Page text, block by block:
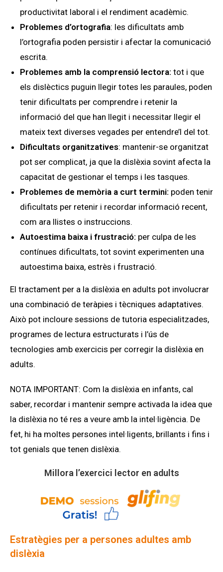
productivitat laboral i el rendiment acadèmic.
Problemes d’ortografia: les dificultats amb
l’ortografia poden persistir i afectar la comunicació
escrita.
Problemes amb la comprensió lectora: tot i que
els dislèctics puguin llegir totes les paraules, poden
tenir dificultats per comprendre i retenir la
informació del que han llegit i necessitar llegir el
mateix text diverses vegades per entendre’l del tot.
Dificultats organitzatives: mantenir-se organitzat
pot ser complicat, ja que la dislèxia sovint afecta la
capacitat de gestionar el temps i les tasques.
Problemes de memòria a curt termini: poden tenir
dificultats per retenir i recordar informació recent,
com ara llistes o instruccions.
Autoestima baixa i frustració: per culpa de les
contínues dificultats, tot sovint experimenten una
autoestima baixa, estrès i frustració.
El tractament per a la dislèxia en adults pot involucrar
una combinació de teràpies i tècniques adaptatives.
Això pot incloure sessions de tutoria especialitzades,
programes de lectura estructurats i l’ús de
tecnologies amb exercicis per corregir la dislèxia en
adults.
NOTA IMPORTANT: Com la dislèxia en infants, cal
saber, recordar i mantenir sempre activada la idea que
la dislèxia no té res a veure amb la intel·ligència. De
fet, hi ha moltes persones intel·ligents, brillants i fins i
tot genials que tenen dislèxia.
Millora l’exercici lector en adults
Estratègies per a persones adultes amb
dislèxia